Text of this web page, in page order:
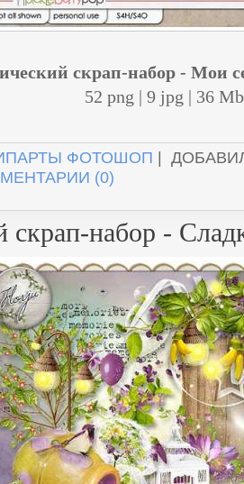
скрап-набор - Мои
52 png | 9 jpg | 36 Mb
ФОТОШОП |
(0)
набор -